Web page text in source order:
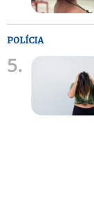
POLÍCIA
5.